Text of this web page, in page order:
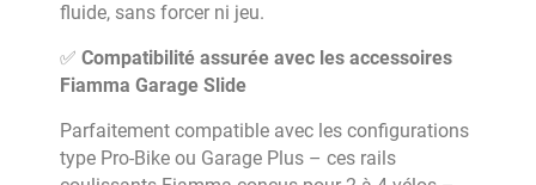
fluide, sans forcer ni jeu.
✅ Compatibilité assurée avec les accessoires
Fiamma Garage Slide
Parfaitement compatible avec les configurations
type Pro-Bike ou Garage Plus – ces rails